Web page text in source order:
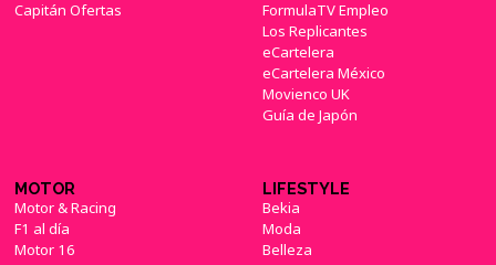
Capitán Ofertas
FormulaTV Empleo
Los Replicantes
eCartelera
eCartelera México
Movienco UK
Guía de Japón
MOTOR
Motor & Racing
F1 al día
Motor 16
LIFESTYLE
Bekia
Moda
Belleza